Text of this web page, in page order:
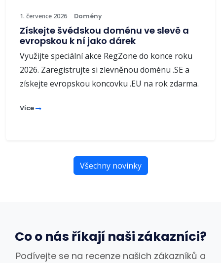
1. července 2026 Domény
Získejte švédskou doménu ve slevě a
evropskou k ní jako dárek
Využijte speciální akce RegZone do konce roku
2026. Zaregistrujte si zlevněnou doménu .SE a
získejte evropskou koncovku .EU na rok zdarma.
Více
Všechny novinky
Co o nás říkají naši zákazníci?
Podívejte se na recenze našich zákazníků a